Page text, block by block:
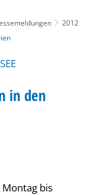
2012
in den
bis